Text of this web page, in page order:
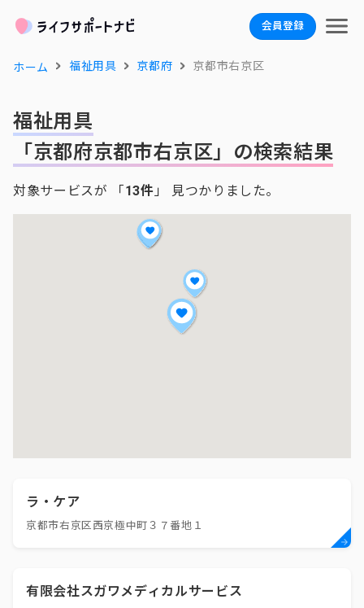
会員登録
ホーム 福祉用具 京都府 京都市右京区
福祉用具
「京都府京都市右京区」の検索結果
対象サービスが 「13件 」 見つかりました。
ラ・ケア
京都市右京区西京極中町３７番地１
有限会社スガワメディカルサービス